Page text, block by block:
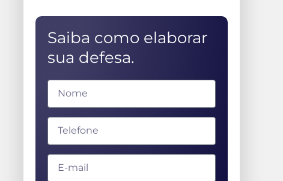
Saiba como elaborar
sua defesa.